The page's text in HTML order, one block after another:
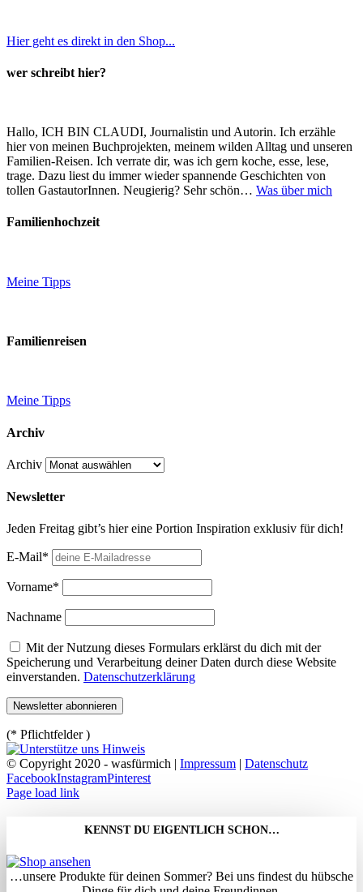
Hier geht es direkt in den Shop...
wer schreibt hier?
Hallo, ICH BIN CLAUDI, Journalistin und Autorin. Ich erzähle
hier von meinen Buchprojekten, meinem wilden Alltag und unseren
Familien-Reisen. Ich verrate dir, was ich gern koche, esse, lese,
trage. Dazu liest du immer wieder spannende Geschichten von
tollen GastautorInnen. Neugierig? Sehr schön… Was über mich
Familienhochzeit
Meine Tipps
Familienreisen
Meine Tipps
Archiv
Archiv
Newsletter
Jeden Freitag gibt’s hier eine Portion Inspiration exklusiv für dich!
E-Mail*
Vorname*
Nachname
Mit der Nutzung dieses Formulars erklärst du dich mit der
Speicherung und Verarbeitung deiner Daten durch diese Website
einverstanden. Datenschutzerklärung
(* Pflichtfelder )
© Copyright 2020 - wasfürmich | Impressum | Datenschutz
FacebookInstagramPinterest
Page load link
KENNST DU EIGENTLICH SCHON…
…unsere Produkte für deinen Sommer? Bei uns findest du hübsche